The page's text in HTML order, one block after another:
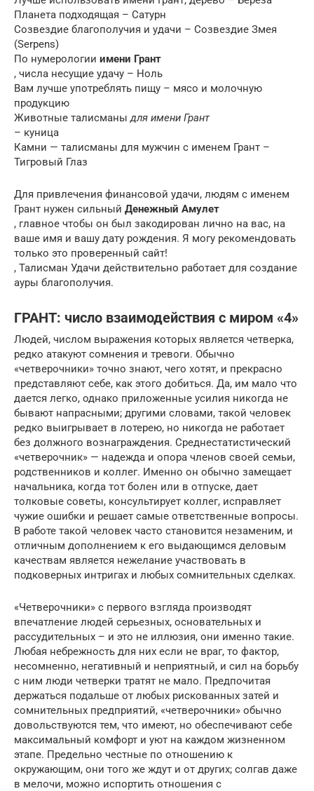
Планета подходящая – Сатурн
Созвездие благополучия и удачи – Созвездие Змея
(Serpens)
По нумерологии имени Грант
, числа несущие удачу – Ноль
Вам лучше употреблять пищу – мясо и молочную
продукцию
Животные талисманыдля имени Грант
– куница
Камни — талисманы для мужчин с именем Грант –
Тигровый Глаз
Для привлечения финансовой удачи, людям с именем
Грант нужен сильный Денежный Амулет
, главное чтобы он был закодирован лично на вас, на
ваше имя и вашу дату рождения. Я могу рекомендовать
только это проверенный сайт!
, Талисман Удачи действительно работает для создание
ауры благополучия.
ГРАНТ: число взаимодействия с миром «4»
Людей, числом выражения которых является четверка,
редко атакуют сомнения и тревоги. Обычно
«четверочники» точно знают, чего хотят, и прекрасно
представляют себе, как этого добиться. Да, им мало что
дается легко, однако приложенные усилия никогда не
бывают напрасными; другими словами, такой человек
редко выигрывает в лотерею, но никогда не работает
без должного вознаграждения. Среднестатистический
«четверочник» — надежда и опора членов своей семьи,
родственников и коллег. Именно он обычно замещает
начальника, когда тот болен или в отпуске, дает
толковые советы, консультирует коллег, исправляет
чужие ошибки и решает самые ответственные вопросы.
В работе такой человек часто становится незаменим, и
отличным дополнением к его выдающимся деловым
качествам является нежелание участвовать в
подковерных интригах и любых сомнительных сделках.
«Четверочники» с первого взгляда производят
впечатление людей серьезных, основательных и
рассудительных – и это не иллюзия, они именно такие.
Любая небрежность для них если не враг, то фактор,
несомненно, негативный и неприятный, и сил на борьбу
с ним люди четверки тратят не мало. Предпочитая
держаться подальше от любых рискованных затей и
сомнительных предприятий, «четверочники» обычно
довольствуются тем, что имеют, но обеспечивают себе
максимальный комфорт и уют на каждом жизненном
этапе. Предельно честные по отношению к
окружающим, они того же ждут и от других; солгав даже
в мелочи, можно испортить отношения с